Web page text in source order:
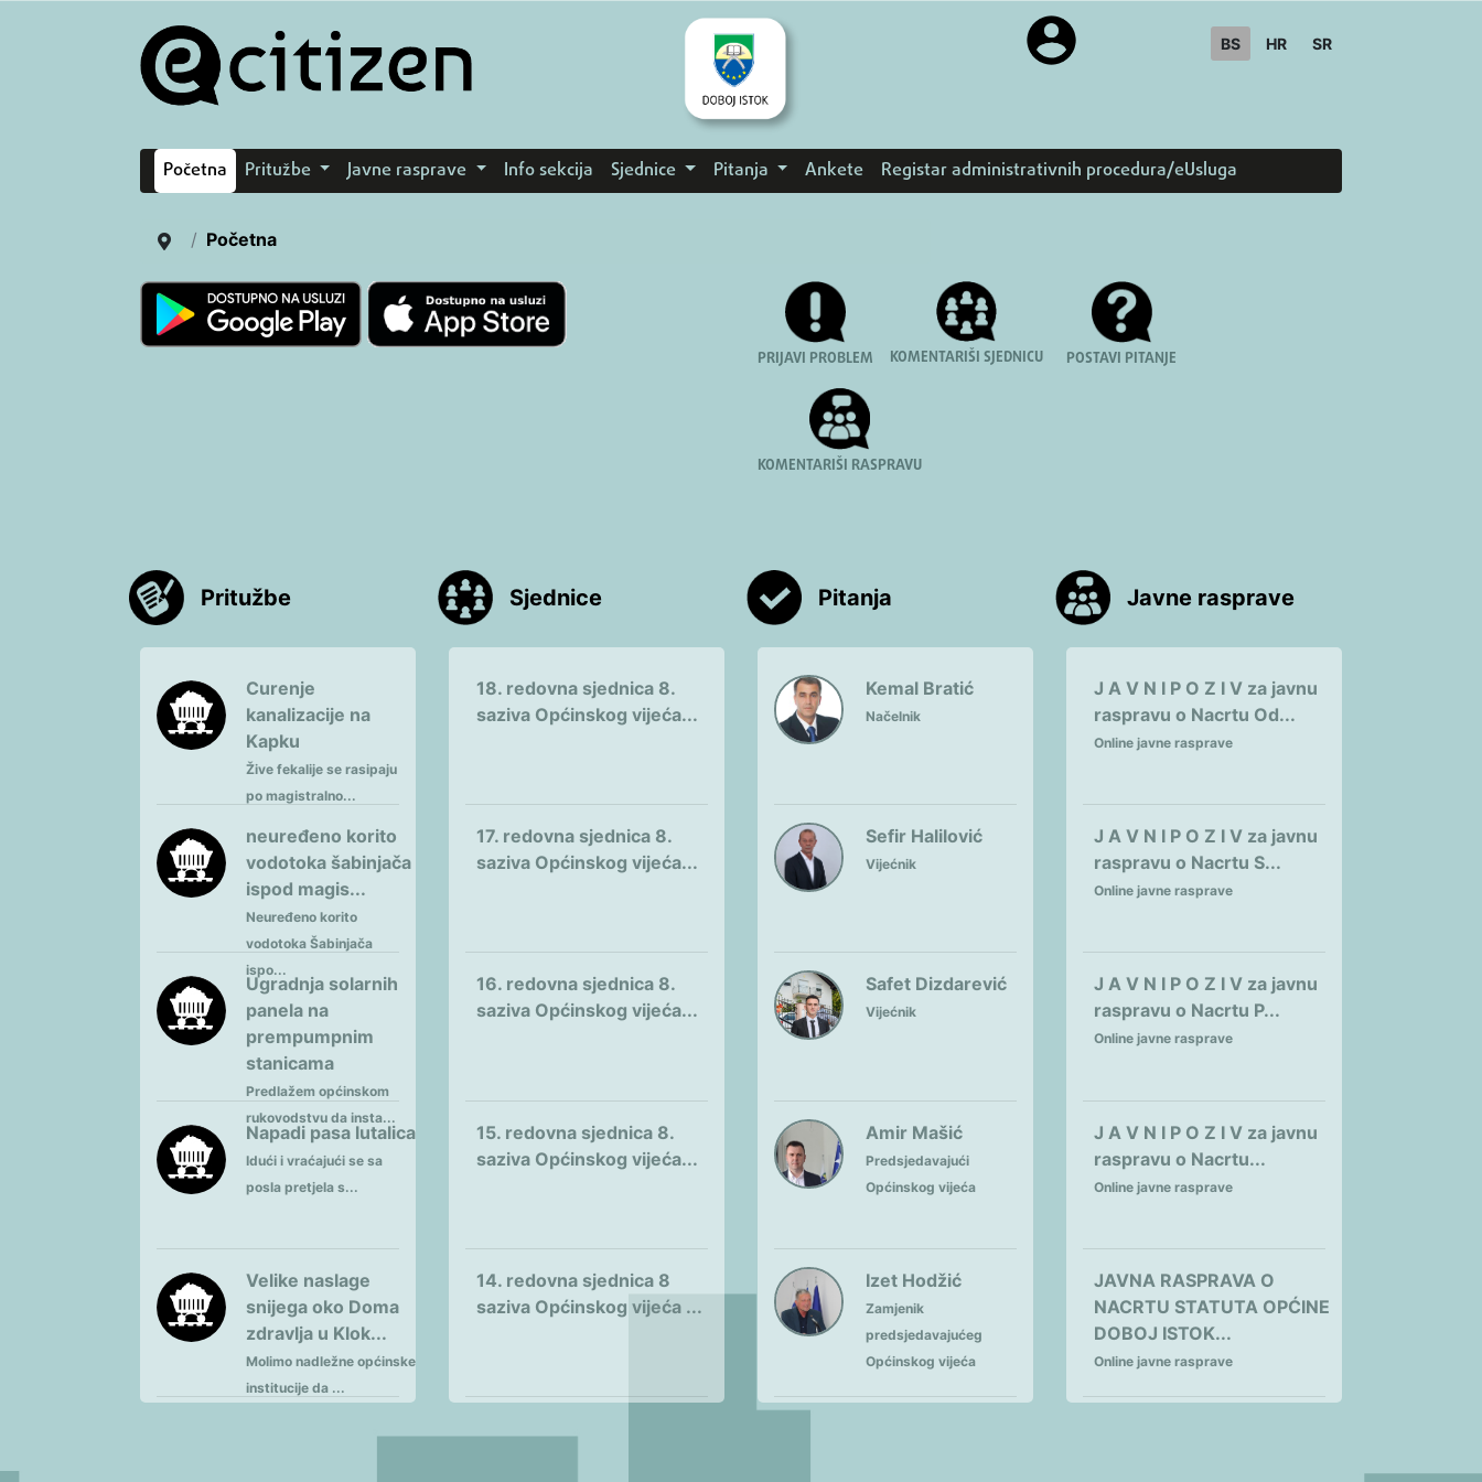
BS HR SR
Početna Pritužbe Javne rasprave Info sekcija Sjednice Pitanja Ankete Registar administrativnih procedura/eUsluga
Početna
PRIJAVI PROBLEM KOMENTARIŠI SJEDNICU POSTAVI PITANJE
KOMENTARIŠI RASPRAVU
Pritužbe
Curenje
kanalizacije na
Kapku
Žive fekalije se rasipaju
po magistralno...
neuređeno korito
vodotoka šabinjača
ispod magis...
Neuređeno korito
vodotoka Šabinjača
ispo...
Ugradnja solarnih
panela na
prempumpnim
stanicama
Predlažem općinskom
rukovodstvu da insta...
Napadi pasa lutalica
Idući i vraćajući se sa
posla pretjela s...
Velike naslage
snijega oko Doma
zdravlja u Klok...
Molimo nadležne općinske
institucije da ...
Sjednice
18. redovna sjednica 8.
saziva Općinskog vijeća...
17. redovna sjednica 8.
saziva Općinskog vijeća...
16. redovna sjednica 8.
saziva Općinskog vijeća...
15. redovna sjednica 8.
saziva Općinskog vijeća...
14. redovna sjednica 8
saziva Općinskog vijeća ...
Pitanja
Kemal Bratić
Načelnik
Sefir Halilović
Vijećnik
Safet Dizdarević
Vijećnik
Amir Mašić
Predsjedavajući
Općinskog vijeća
Izet Hodžić
Zamjenik
predsjedavajućeg
Općinskog vijeća
Javne rasprave
J A V N I P O Z I V za javnu
raspravu o Nacrtu Od...
Online javne rasprave
J A V N I P O Z I V za javnu
raspravu o Nacrtu S...
Online javne rasprave
J A V N I P O Z I V za javnu
raspravu o Nacrtu P...
Online javne rasprave
J A V N I P O Z I V za javnu
raspravu o Nacrtu...
Online javne rasprave
JAVNA RASPRAVA O
NACRTU STATUTA OPĆINE
DOBOJ ISTOK...
Online javne rasprave